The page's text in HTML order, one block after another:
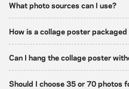
What photo sources can I use?
How is a collage poster
Can I hang the collage poster
Should I choose 35 or 70 photos